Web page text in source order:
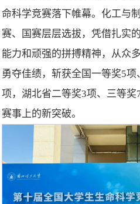
命科学竞赛落下帷幕。化工与
赛、国赛层层选拔，凭借扎实
能力和顽强的拼搏精神，从众
勇夺佳绩，斩获全国一等奖5项
项，湖北省二等奖3项、三等
赛事上的新突破。